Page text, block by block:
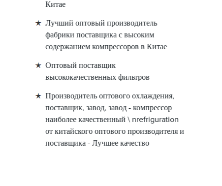
Китае
Лучший оптовый производитель
фабрики поставщика с высоким
содержанием компрессоров в Китае
Оптовый поставщик
высококачественных фильтров
Производитель оптового охлаждения,
поставщик, завод, завод - компрессор
наиболее качественный \ nrefriguration
от китайского оптового производителя и
поставщика - Лучшее качество